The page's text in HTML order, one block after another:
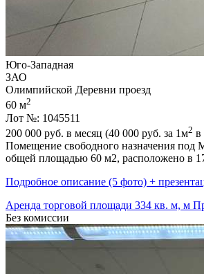
Юго-Западная
ЗАО
Олимпийской Деревни проезд
60 м2
Лот №: 1045511
200 000 руб. в месяц (40 000 руб. за 1м2 в
Помещение свободного назначения под
общей площадью 60 м2,­ расположено в
Подробное описание (5 фото) +
Аренда торговой площади 334 кв. м, м
Без комиссии